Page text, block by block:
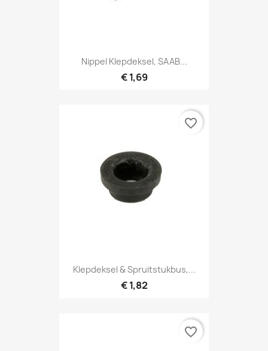
Nippel Klepdeksel, SAAB...
€ 1,69
Klepdeksel & Spruitstukbus,...
€ 1,82
favorite_border
favorite_border